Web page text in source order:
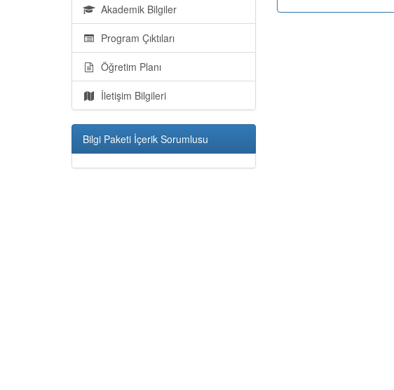
Akademik Bilgiler
Program Çıktıları
Öğretim Planı
İletişim Bilgileri
Bilgi Paketi İçerik Sorumlusu